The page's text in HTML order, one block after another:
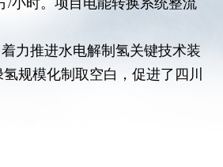
/小时。项目电能转换系统整流
力推进水电解制氢关键技术装
规模化制取空白，促进了四川